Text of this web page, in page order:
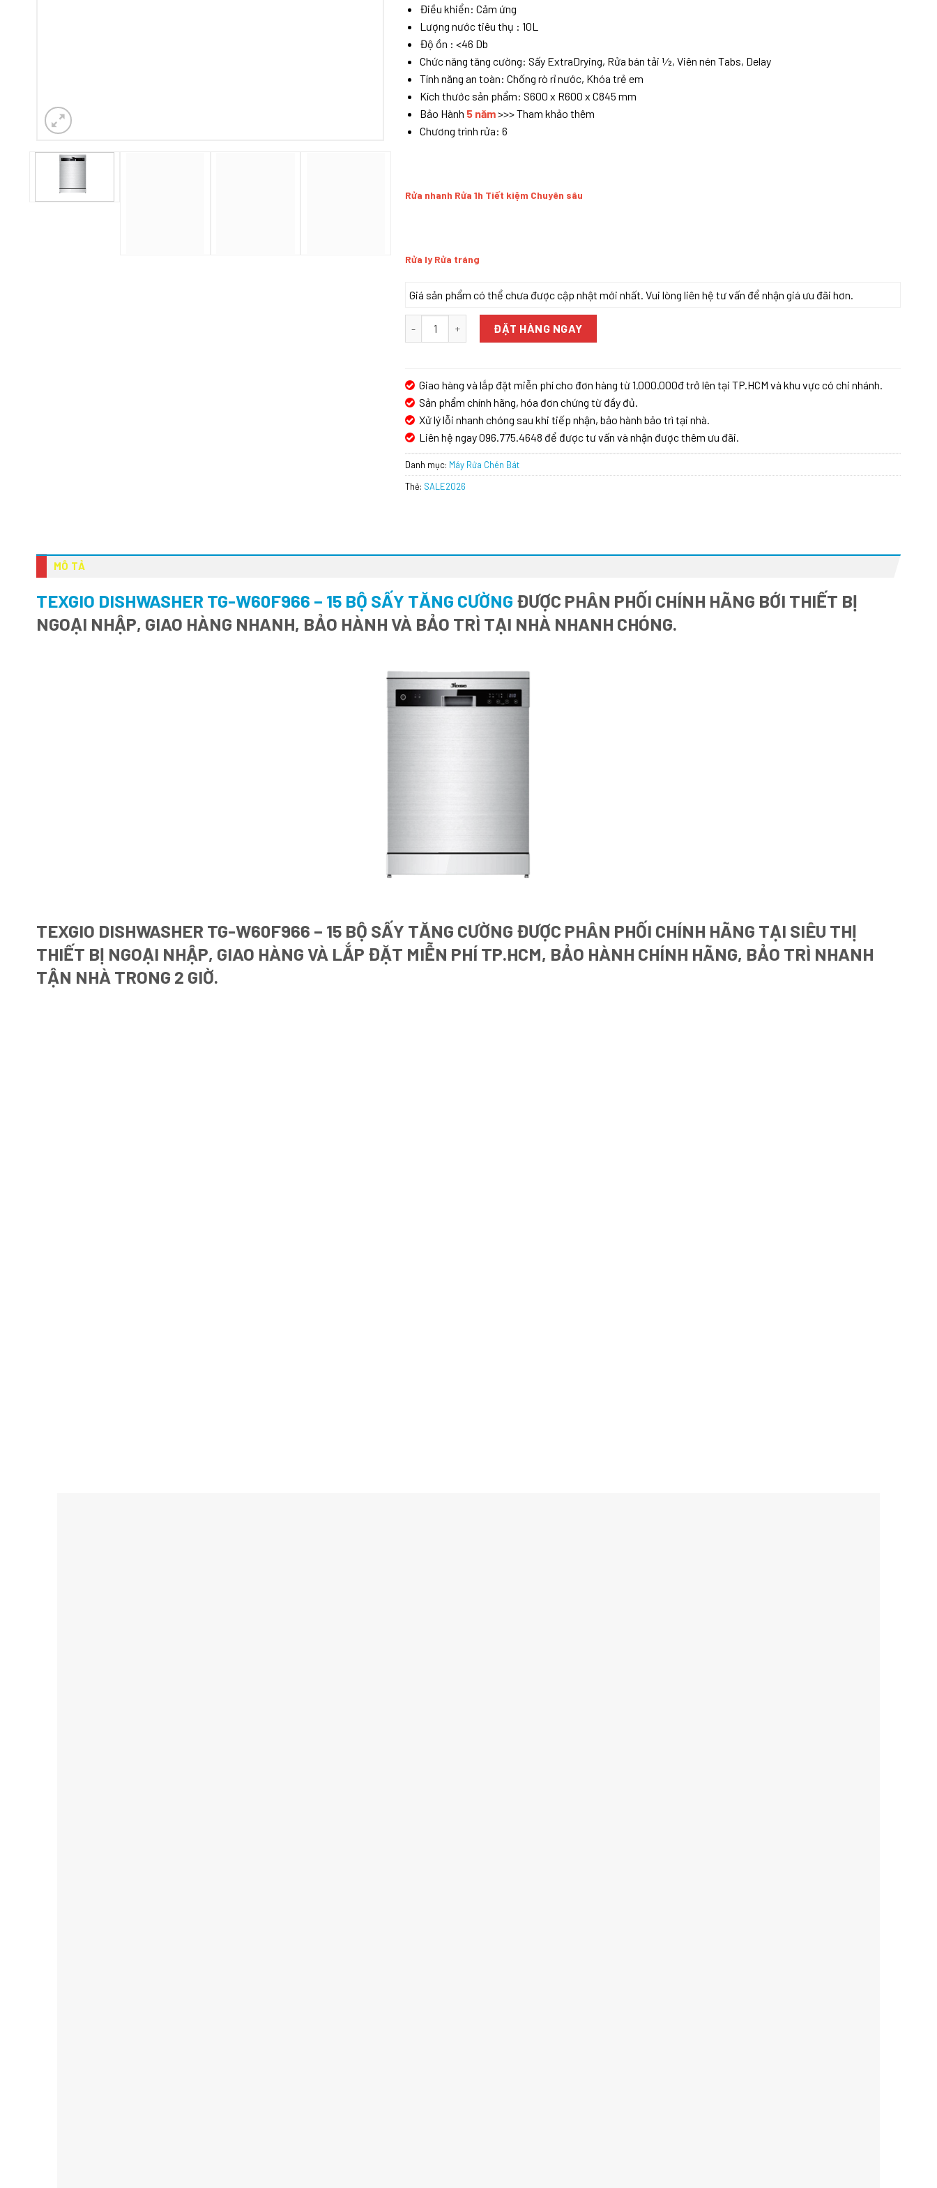
Điều khiển: Cảm ứng
Lượng nước tiêu thụ : 10L
Độ ồn : <46 Db
Chức năng tăng cường: Sấy ExtraDrying, Rửa bán tải 1⁄2, Viên nén Tabs, Delay
Tính năng an toàn: Chống rò rỉ nước, Khóa trẻ em
Kích thước sản phẩm: S600 x R600 x C845 mm
Bảo Hành 5 năm>>> Tham khảo thêm
Chương trình rửa: 6
Rửa nhanh Rửa 1h Tiết kiệm Chuyên sâu
Rửa ly Rửa tráng
Giá sản phẩm có thể chưa được cập nhật mới nhất. Vui lòng liên hệ tư vấn để nhận giá ưu đãi hơn.
Texgio Dishwasher TG-W60F966 - 15 Bộ Sấy Tăng Cường số lượng
ĐẶT HÀNG NGAY
Giao hàng và lắp đặt miễn phí cho đơn hàng từ 1.000.000đ trở lên tại TP.HCM và khu vực có chi nhánh.
Sản phẩm chính hãng, hóa đơn chứng từ đầy đủ.
Xử lý lỗi nhanh chóng sau khi tiếp nhận, bảo hành bảo trì tại nhà.
Liên hệ ngay 096.775.4648 để được tư vấn và nhận được thêm ưu đãi.
Danh mục: Máy Rửa Chén Bát
Thẻ: SALE2026
MÔ TẢ
TEXGIO DISHWASHER TG-W60F966 – 15 BỘ SẤY TĂNG CƯỜNG ĐƯỢC PHÂN PHỐI CHÍNH HÃNG BỚI THIẾT BỊ
NGOẠI NHẬP, GIAO HÀNG NHANH, BẢO HÀNH VÀ BẢO TRÌ TẠI NHÀ NHANH CHÓNG.
TEXGIO DISHWASHER TG-W60F966 – 15 BỘ SẤY TĂNG CƯỜNG ĐƯỢC PHÂN PHỐI CHÍNH HÃNG TẠI SIÊU THỊ
THIẾT BỊ NGOẠI NHẬP, GIAO HÀNG VÀ LẮP ĐẶT MIỄN PHÍ TP.HCM, BẢO HÀNH CHÍNH HÃNG, BẢO TRÌ NHANH
TẬN NHÀ TRONG 2 GIỜ.